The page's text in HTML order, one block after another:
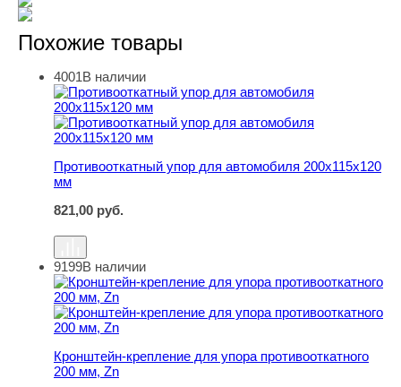
Похожие товары
Противооткатный упор для автомобиля 200х115х120
4001В наличии
Противооткатный упор для автомобиля 200х115х120
мм
821,00 руб.
Кронштейн-крепление для упора противооткатного 200
9199В наличии
Кронштейн-крепление для упора противооткатного
200 мм, Zn